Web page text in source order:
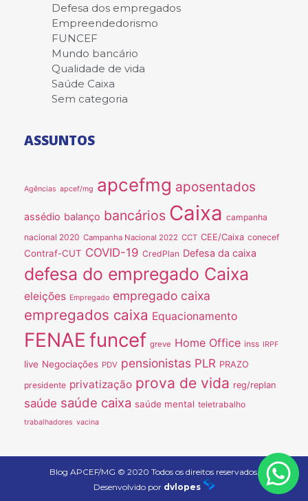
Defesa dos empregados
Empreendedorismo
FUNCEF
Mundo bancário
Qualidade de vida
Saúde Caixa
Sem categoria
ASSUNTOS
Agências apcef/mg apcefmg aposentados
assédio balanço bancários Caixa campanha
nacional 2020 Campanha Nacional 2022 CCT CEE/Caixa conecef
Contraf-CUT COVID-19 CredPlan Defesa da caixa
defesa do empregado Caixa
eleições Empregado empregado caixa
empregados caixa Equacionamento
FENAE funcef greve Home Office inss IRPF
live Negociações PDV pensionistas PLR PRAZO
presidente privatização prova de vida reg/replan
saúde saúde caixa saúde mental teletrabalho
trabalhadores vacina
Blog APCEF/MG © 2020 Todos os direitos reservados.
Desenvolvido por dvlopes